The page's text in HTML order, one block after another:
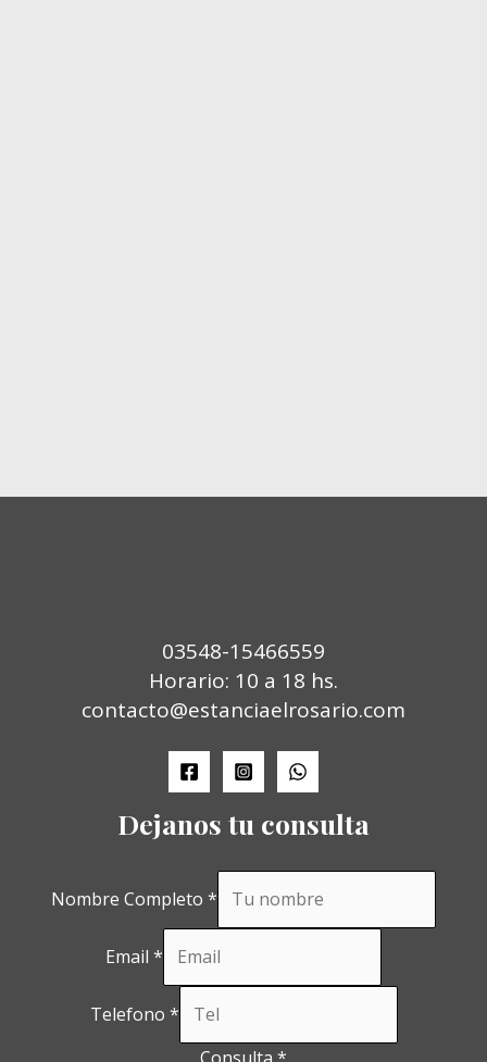
03548-15466559
Horario: 10 a 18 hs.
contacto@estanciaelrosario.com
Dejanos tu consulta
Nombre Completo *
Email *
Telefono *